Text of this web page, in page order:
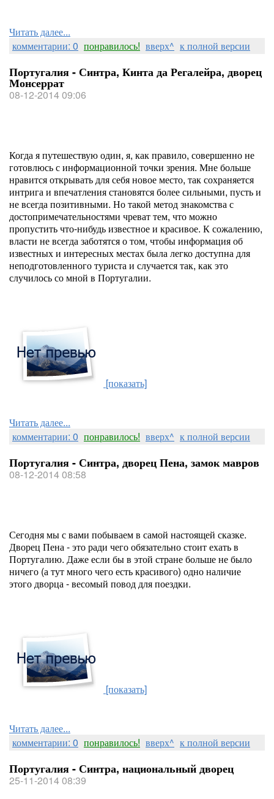
Читать далее...
комментарии: 0 понравилось! вверх^ к полной версии
Португалия - Синтра, Кинта да Регалейра, дворец
Монсеррат
08-12-2014 09:06
Когда я путешествую один, я, как правило, совершенно не
готовлюсь с информационной точки зрения. Мне больше
нравится открывать для себя новое место, так сохраняется
интрига и впечатления становятся более сильными, пусть и
не всегда позитивными. Но такой метод знакомства с
достопримечательностями чреват тем, что можно
пропустить что-нибудь известное и красивое. К сожалению,
власти не всегда заботятся о том, чтобы информация об
известных и интересных местах была легко доступна для
неподготовленного туриста и случается так, как это
случилось со мной в Португалии.
[показать]
Читать далее...
комментарии: 0 понравилось! вверх^ к полной версии
Португалия - Синтра, дворец Пена, замок мавров
08-12-2014 08:58
Сегодня мы с вами побываем в самой настоящей сказке.
Дворец Пена - это ради чего обязательно стоит ехать в
Португалию. Даже если бы в этой стране больше не было
ничего (а тут много чего есть красивого) одно наличие
этого дворца - весомый повод для поездки.
[показать]
Читать далее...
комментарии: 0 понравилось! вверх^ к полной версии
Португалия - Синтра, национальный дворец
25-11-2014 08:39